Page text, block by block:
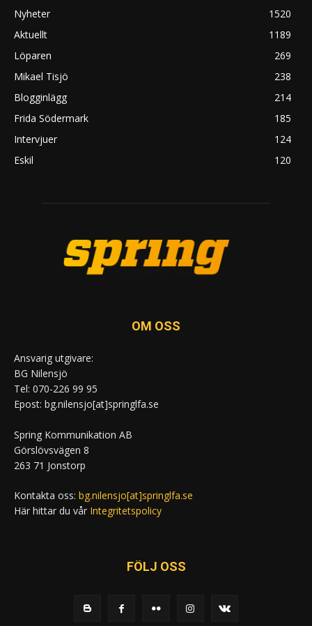
Nyheter
1520
Aktuellt
1189
Löparen
269
Mikael Tisjö
238
Blogginlägg
214
Frida Södermark
185
Intervjuer
124
Eskil
120
OM OSS
Ansvarig utgivare:
BG Nilensjö
Tel: 070-226 99 95
Epost: bg.nilensjo[at]springlfa.se
Spring Kommunikation AB
Görslövsvägen 8
263 71 Jonstorp
Kontakta oss: bg.nilensjo[at]springlfa.se
Här hittar du vår Integritetspolicy
FÖLJ OSS